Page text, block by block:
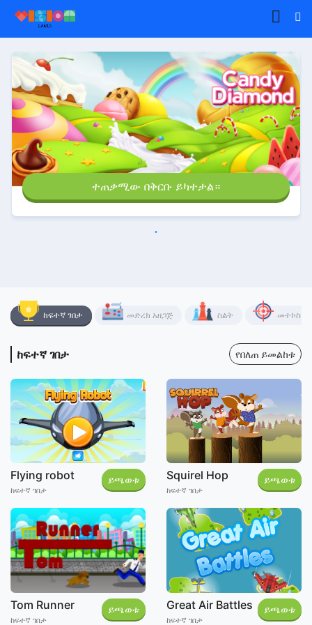
ተጠቃሚው በቅርቡ ይካተታል።
ከፍተኛ ገበታ መድረክ አዘጋጅ ስልት መተኮስ
ከፍተኛ ገበታ የበለጠ ይመልከቱ
Flying robot
ከፍተኛ ገበታ
ይጫወቱ Squirel Hop
ከፍተኛ ገበታ
ይጫወቱ
Tom Runner
ከፍተኛ ገበታ
ይጫወቱ Great Air Battles
ከፍተኛ ገበታ
ይጫወቱ